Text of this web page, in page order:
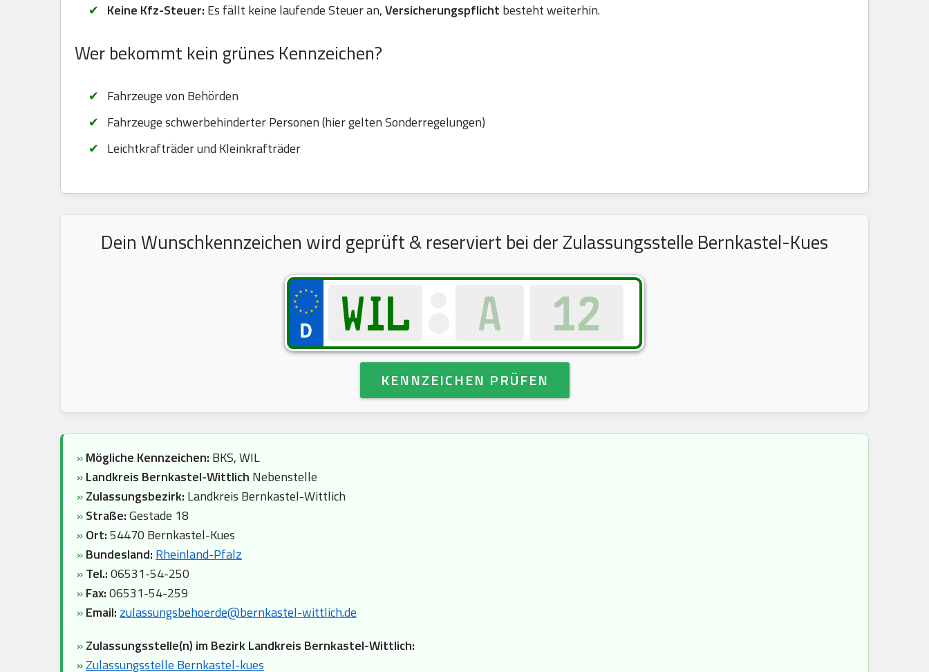
Keine Kfz-Steuer: Es fällt keine laufende Steuer an,Versicherungspflicht besteht weiterhin.
Wer bekommt kein grünes Kennzeichen?
Fahrzeuge von Behörden
Fahrzeuge schwerbehinderter Personen (hier gelten Sonderregelungen)
Leichtkrafträder und Kleinkrafträder
Dein Wunschkennzeichen wird geprüft & reserviert bei der Zulassungsstelle Bernkastel-Kues
KENNZEICHEN PRÜFEN
»Mögliche Kennzeichen: BKS, WIL
»Landkreis Bernkastel-Wittlich Nebenstelle
»Zulassungsbezirk: Landkreis Bernkastel-Wittlich
»Straße:Gestade 18
»Ort:54470 Bernkastel-Kues
»Bundesland: Rheinland-Pfalz
»Tel.:06531-54-250
»Fax:06531-54-259
»Email: zulassungsbehoerde@bernkastel-wittlich.de
»Zulassungsstelle(n) im Bezirk Landkreis Bernkastel-Wittlich:
»Zulassungsstelle Bernkastel-kues